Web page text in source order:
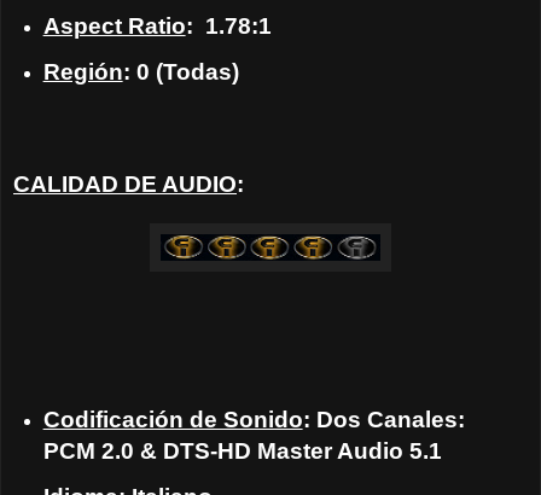
Aspect Ratio: 1.78:1
Región: 0 (Todas)
CALIDAD DE AUDIO:
Codificación de Sonido: Dos Canales:
PCM 2.0 & DTS-HD Master Audio 5.1